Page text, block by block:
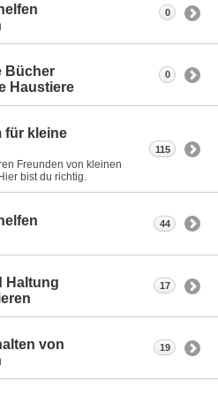
0
Bücher
Haustiere
0
für kleine
Freunden von kleinen
bist du richtig.
115
44
Haltung
17
von
19